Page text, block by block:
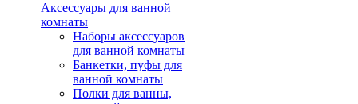
Аксессуары для ванной
комнаты
Наборы аксессуаров
для ванной комнаты
Банкетки, пуфы для
ванной комнаты
Полки для ванны,